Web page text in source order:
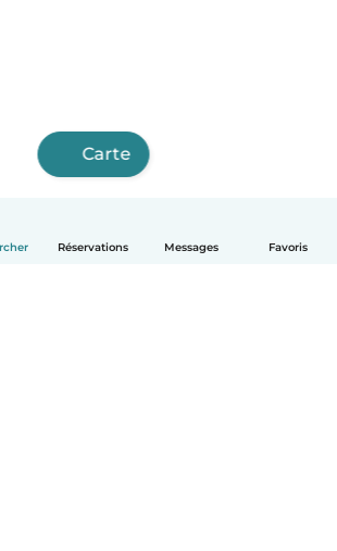
Réservations Messages Favoris
Carte